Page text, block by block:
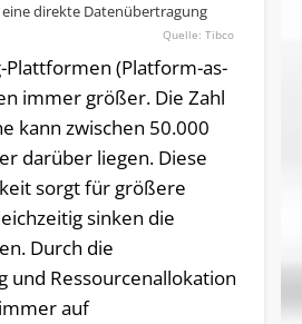
direkte Datenübertragung
Tibco
Plattformen (Platform-as-
immer größer. Die Zahl
kann zwischen 50.000
darüber liegen. Diese
sorgt für größere
sinken die
Durch die
und Ressourcenallokation
auf